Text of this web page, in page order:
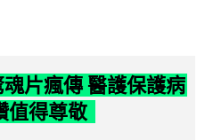
片瘋傳 醫護保護病
值得尊敬